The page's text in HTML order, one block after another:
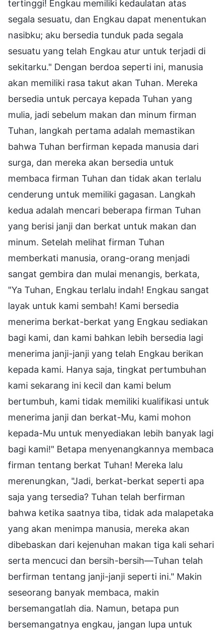
tertinggi! Engkau memiliki kedaulatan atas
segala sesuatu, dan Engkau dapat menentukan
nasibku; aku bersedia tunduk pada segala
sesuatu yang telah Engkau atur untuk terjadi di
sekitarku." Dengan berdoa seperti ini, manusia
akan memiliki rasa takut akan Tuhan. Mereka
bersedia untuk percaya kepada Tuhan yang
mulia, jadi sebelum makan dan minum firman
Tuhan, langkah pertama adalah memastikan
bahwa Tuhan berfirman kepada manusia dari
surga, dan mereka akan bersedia untuk
membaca firman Tuhan dan tidak akan terlalu
cenderung untuk memiliki gagasan. Langkah
kedua adalah mencari beberapa firman Tuhan
yang berisi janji dan berkat untuk makan dan
minum. Setelah melihat firman Tuhan
memberkati manusia, orang-orang menjadi
sangat gembira dan mulai menangis, berkata,
"Ya Tuhan, Engkau terlalu indah! Engkau sangat
layak untuk kami sembah! Kami bersedia
menerima berkat-berkat yang Engkau sediakan
bagi kami, dan kami bahkan lebih bersedia lagi
menerima janji-janji yang telah Engkau berikan
kepada kami. Hanya saja, tingkat pertumbuhan
kami sekarang ini kecil dan kami belum
bertumbuh, kami tidak memiliki kualifikasi untuk
menerima janji dan berkat-Mu, kami mohon
kepada-Mu untuk menyediakan lebih banyak lagi
bagi kami!" Betapa menyenangkannya membaca
firman tentang berkat Tuhan! Mereka lalu
merenungkan, "Jadi, berkat-berkat seperti apa
saja yang tersedia? Tuhan telah berfirman
bahwa ketika saatnya tiba, tidak ada malapetaka
yang akan menimpa manusia, mereka akan
dibebaskan dari kejenuhan makan tiga kali sehari
serta mencuci dan bersih-bersih—Tuhan telah
berfirman tentang janji-janji seperti ini." Makin
seseorang banyak membaca, makin
bersemangatlah dia. Namun, betapa pun
bersemangatnya engkau, jangan lupa untuk